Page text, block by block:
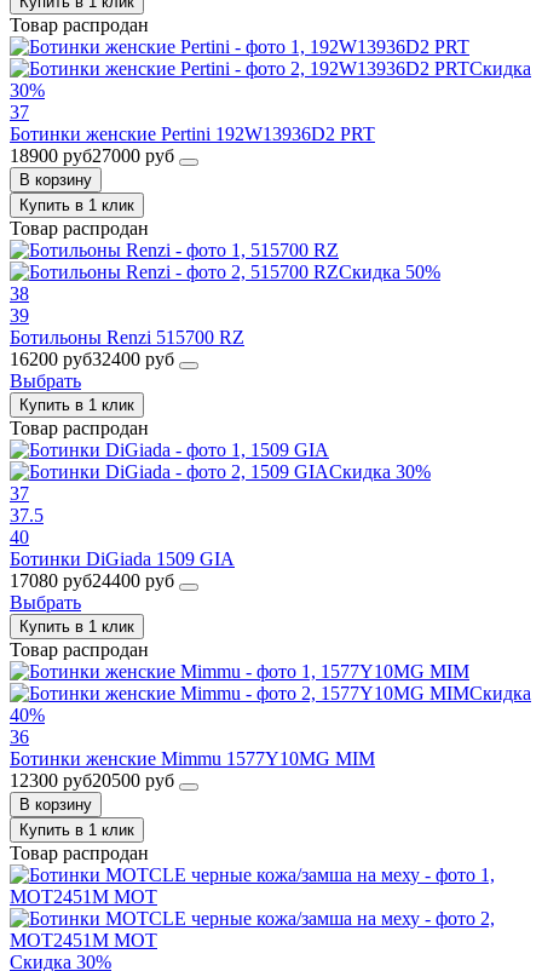
Товар распродан
Скидка
30%
37
Ботинки женские Pertini 192W13936D2 PRT
18900 руб27000 руб
В корзину
Купить в 1 клик
Товар распродан
Скидка 50%
38
39
Ботильоны Renzi 515700 RZ
16200 руб32400 руб
Выбрать
Купить в 1 клик
Товар распродан
Скидка 30%
37
37.5
40
Ботинки DiGiada 1509 GIA
17080 руб24400 руб
Выбрать
Купить в 1 клик
Товар распродан
Скидка
40%
36
Ботинки женские Mimmu 1577Y10MG MIM
12300 руб20500 руб
В корзину
Купить в 1 клик
Товар распродан
Скидка 30%